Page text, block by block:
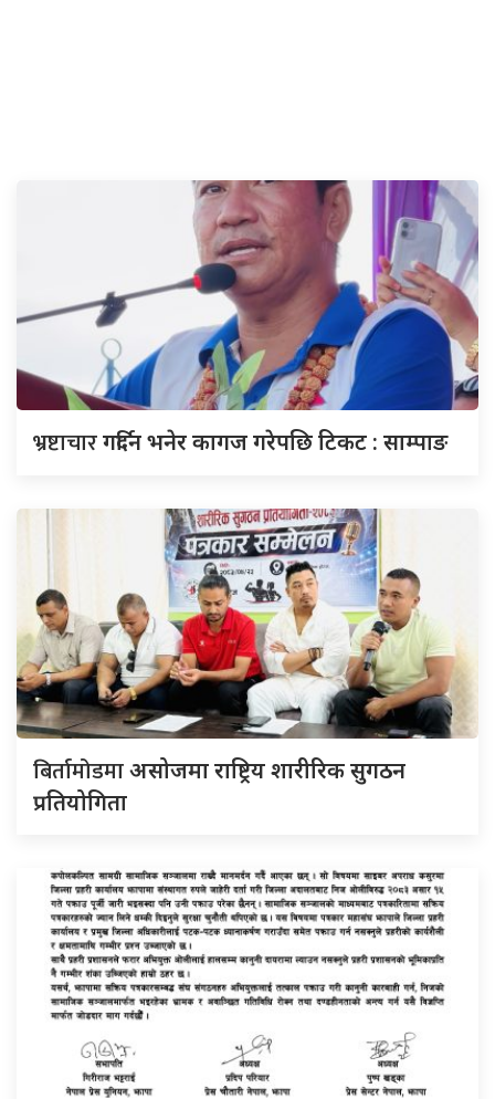
भ्रष्टाचारगर्दिन भनेर कागज गरेपछि टिकट : साम्पाङ
बिर्तामोडमाअसोजमा राष्ट्रिय शारीरिक सुगठन
प्रतियोगिता